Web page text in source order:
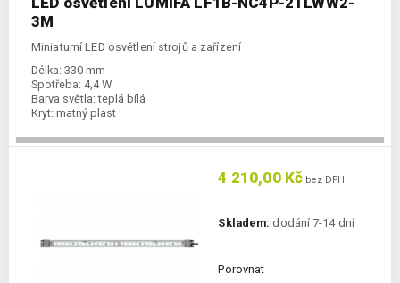
3M
Miniaturní LED osvětlení strojů a zařízení
Délka: 330 mm
Spotřeba: 4,4 W
Barva světla: teplá bílá
Kryt: matný plast
4 210,00 Kč bez DPH
Skladem: dodání 7-14 dní
Porovnat